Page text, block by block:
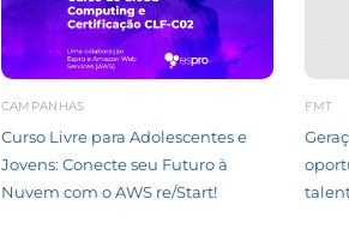
CAMPANHAS
Curso Livre para Adolescentes e
Jovens: Conecte seu Futuro à
Nuvem com o AWS re/Start!
FMT